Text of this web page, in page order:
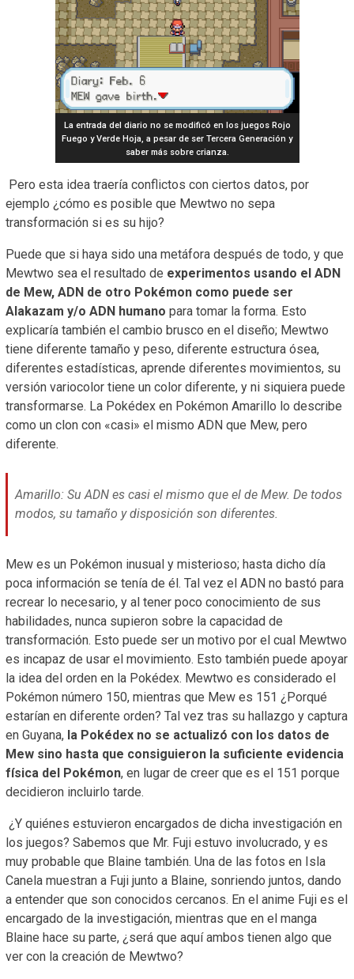
La entrada del diario no se modificó en los juegos Rojo
Fuego y Verde Hoja, a pesar de ser Tercera Generación y
saber más sobre crianza.
Pero esta idea traería conflictos con ciertos datos, por
ejemplo ¿cómo es posible que Mewtwo no sepa
transformación si es su hijo?
Puede que si haya sido una metáfora después de todo, y que
Mewtwo sea el resultado de experimentos usando el ADN
de Mew, ADN de otro Pokémon como puede ser
Alakazam y/o ADN humano para tomar la forma. Esto
explicaría también el cambio brusco en el diseño; Mewtwo
tiene diferente tamaño y peso, diferente estructura ósea,
diferentes estadísticas, aprende diferentes movimientos, su
versión variocolor tiene un color diferente, y ni siquiera puede
transformarse. La Pokédex en Pokémon Amarillo lo describe
como un clon con «casi» el mismo ADN que Mew, pero
diferente.
Amarillo: Su ADN es casi el mismo que el de Mew. De todos
modos, su tamaño y disposición son diferentes.
Mew es un Pokémon inusual y misterioso; hasta dicho día
poca información se tenía de él. Tal vez el ADN no bastó para
recrear lo necesario, y al tener poco conocimiento de sus
habilidades, nunca supieron sobre la capacidad de
transformación. Esto puede ser un motivo por el cual Mewtwo
es incapaz de usar el movimiento. Esto también puede apoyar
la idea del orden en la Pokédex. Mewtwo es considerado el
Pokémon número 150, mientras que Mew es 151 ¿Porqué
estarían en diferente orden? Tal vez tras su hallazgo y captura
en Guyana, la Pokédex no se actualizó con los datos de
Mew sino hasta que consiguieron la suficiente evidencia
física del Pokémon, en lugar de creer que es el 151 porque
decidieron incluirlo tarde.
¿Y quiénes estuvieron encargados de dicha investigación en
los juegos? Sabemos que Mr. Fuji estuvo involucrado, y es
muy probable que Blaine también. Una de las fotos en Isla
Canela muestran a Fuji junto a Blaine, sonriendo juntos, dando
a entender que son conocidos cercanos. En el anime Fuji es el
encargado de la investigación, mientras que en el manga
Blaine hace su parte, ¿será que aquí ambos tienen algo que
ver con la creación de Mewtwo?